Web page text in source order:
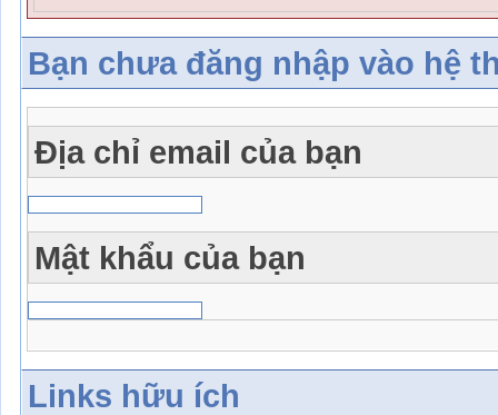
Bạn chưa đăng nhập vào hệ
Địa chỉ email của bạn
Mật khẩu của bạn
Links hữu ích